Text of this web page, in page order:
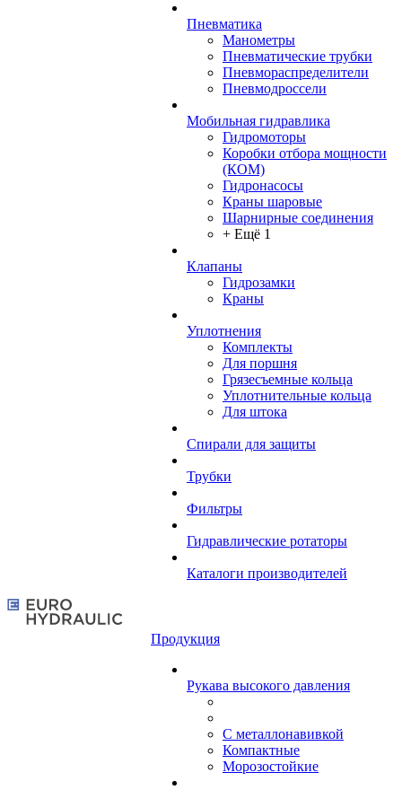
Пневматика
Манометры
Пневматические трубки
Пневмораспределители
Пневмодроссели
Мобильная гидравлика
Гидромоторы
Коробки отбора мощности
(КОМ)
Гидронасосы
Краны шаровые
Шарнирные соединения
+ Ещё 1
Клапаны
Гидрозамки
Краны
Уплотнения
Комплекты
Для поршня
Грязесъемные кольца
Уплотнительные кольца
Для штока
Спирали для защиты
Трубки
Фильтры
Гидравлические ротаторы
Каталоги производителей
Продукция
Рукава высокого давления
С металлонавивкой
Компактные
Морозостойкие